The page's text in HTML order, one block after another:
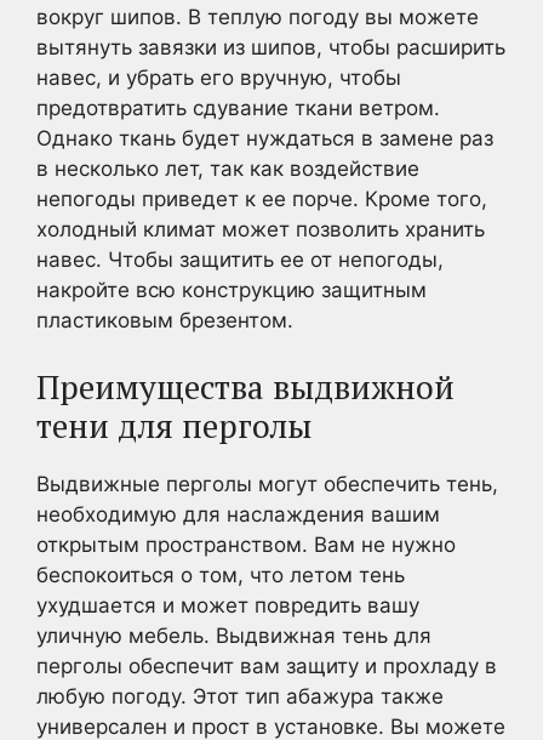
вокруг шипов. В теплую погоду вы можете
вытянуть завязки из шипов, чтобы расширить
навес, и убрать его вручную, чтобы
предотвратить сдувание ткани ветром.
Однако ткань будет нуждаться в замене раз
в несколько лет, так как воздействие
непогоды приведет к ее порче. Кроме того,
холодный климат может позволить хранить
навес. Чтобы защитить ее от непогоды,
накройте всю конструкцию защитным
пластиковым брезентом.
Преимущества выдвижной
тени для перголы
Выдвижные перголы могут обеспечить тень,
необходимую для наслаждения вашим
открытым пространством. Вам не нужно
беспокоиться о том, что летом тень
ухудшается и может повредить вашу
уличную мебель. Выдвижная тень для
перголы обеспечит вам защиту и прохладу в
любую погоду. Этот тип абажура также
универсален и прост в установке. Вы можете